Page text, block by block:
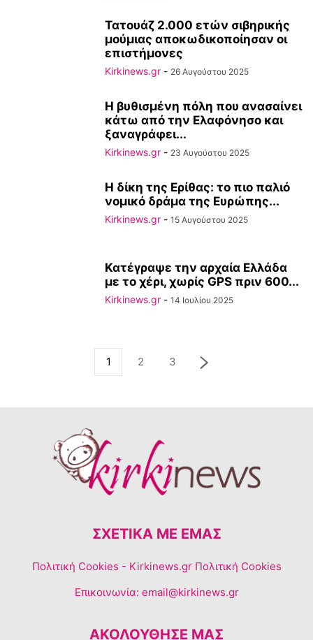
Τατουάζ 2.000 ετών σιβηρικής
μούμιας αποκωδικοποίησαν οι
επιστήμονες
Kirkinews.gr - 26 Αυγούστου 2025
Η βυθισμένη πόλη που ανασαίνει
κάτω από την Ελαφόνησο και
ξαναγράφει...
Kirkinews.gr - 23 Αυγούστου 2025
H δίκη της Ερίθας: το πιο παλιό
νομικό δράμα της Ευρώπης...
Kirkinews.gr - 15 Αυγούστου 2025
Κατέγραψε την αρχαία Ελλάδα
με το χέρι, χωρίς GPS πριν 600...
Kirkinews.gr - 14 Ιουλίου 2025
1 2 3
ΣΧΕΤΙΚΆ ΜΕ ΕΜΆΣ
Πολιτική Cookies - Kirkinews.gr Πολιτική Cookies
Επικοινωνία: email@kirkinews.gr
ΑΚΟΛΟΥΘΗΣΕ ΜΑΣ